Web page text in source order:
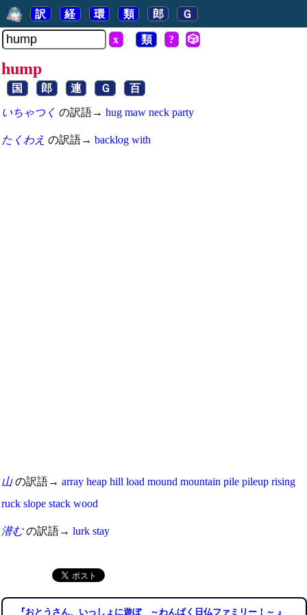
訳 経 環 類 郎 Ｇ
x 類 ? 🎲
hump
国 郎 連 Ｇ 百
いちゃつく の訳語→ hug maw neck party
たくわえ の訳語→ backlog with
山の訳語→ array heap hill load mound mountain pile pileup rising
ruck slope stack wood
潜むの訳語→ lurk stay
『おとうさん、いっしょに遊ぼ ～わんぱく日仏ファミリー！～ 』